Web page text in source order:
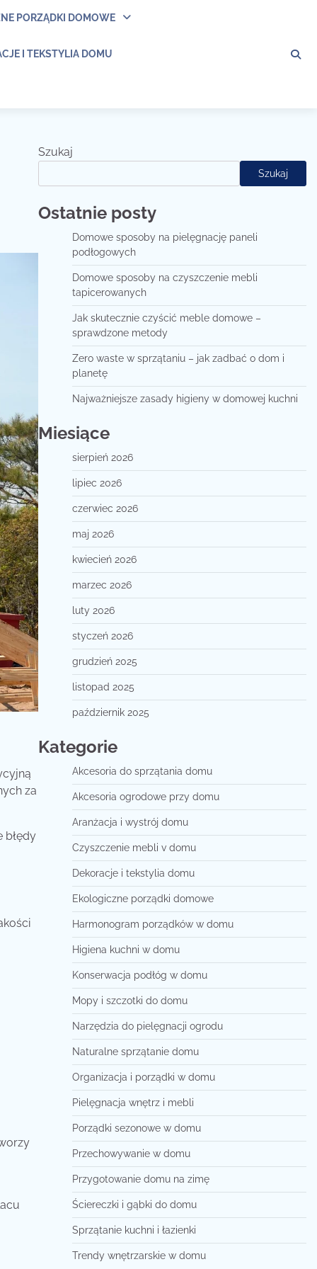
PORZĄDKI DOMOWE
I TEKSTYLIA DOMU
za
błędy
Szukaj
Szukaj
Ostatnie posty
Domowe sposoby na pielęgnację paneli
podłogowych
Domowe sposoby na czyszczenie mebli
tapicerowanych
Jak skutecznie czyścić meble domowe –
sprawdzone metody
Zero waste w sprzątaniu – jak zadbać o dom i
planetę
Najważniejsze zasady higieny w domowej kuchni
Miesiące
sierpień 2026
lipiec 2026
czerwiec 2026
maj 2026
kwiecień 2026
marzec 2026
luty 2026
styczeń 2026
grudzień 2025
listopad 2025
październik 2025
Kategorie
Akcesoria do sprzątania domu
Akcesoria ogrodowe przy domu
Aranżacja i wystrój domu
Czyszczenie mebli v domu
Dekoracje i tekstylia domu
Ekologiczne porządki domowe
Harmonogram porządków w domu
Higiena kuchni w domu
Konserwacja podłóg w domu
Mopy i szczotki do domu
Narzędzia do pielęgnacji ogrodu
Naturalne sprzątanie domu
Organizacja i porządki w domu
Pielęgnacja wnętrz i mebli
Porządki sezonowe w domu
Przechowywanie w domu
Przygotowanie domu na zimę
Ściereczki i gąbki do domu
Sprzątanie kuchni i łazienki
Trendy wnętrzarskie w domu